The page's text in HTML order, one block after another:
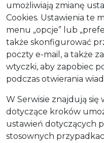
umożliwiają zmianę
Cookies. Ustawienia te
menu „opcje” lub
także skonfigurować
poczty e-mail, a także
wtyczki, aby zapobiec
podczas otwierania
W Serwisie znajdują
dotyczące kroków
ustawień dotyczących
stosownych